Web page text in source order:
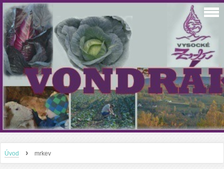
Úvod › mrkev